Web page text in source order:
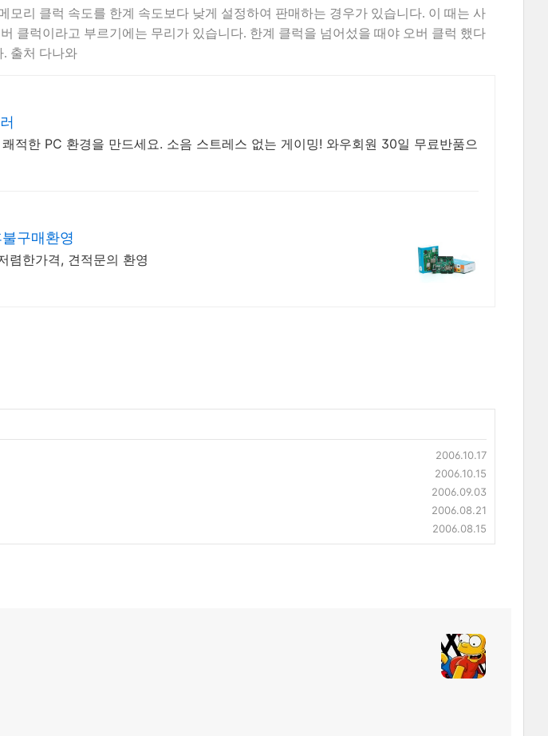
모리 클럭 속도를 한계 속도보다 낮게 설정하여 판매하는 경우가 있습니다. 이 때는 사
클럭이라고 부르기에는 무리가 있습니다. 한계 클럭을 넘어섰을 때야 오버 클럭 했다
. 출처 다나와
적한 PC 환경을 만드세요. 소음 스트레스 없는 게이밍! 와우회원 30일 무료반품으
구매환영
렴한가격, 견적문의 환영
2006.10.17
2006.10.15
2006.09.03
2006.08.21
2006.08.15